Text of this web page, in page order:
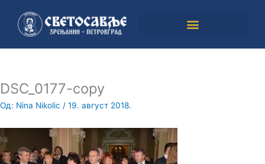
садржај
DSC_0177-copy
Од: Nina Nikolic / 19. август 2018.